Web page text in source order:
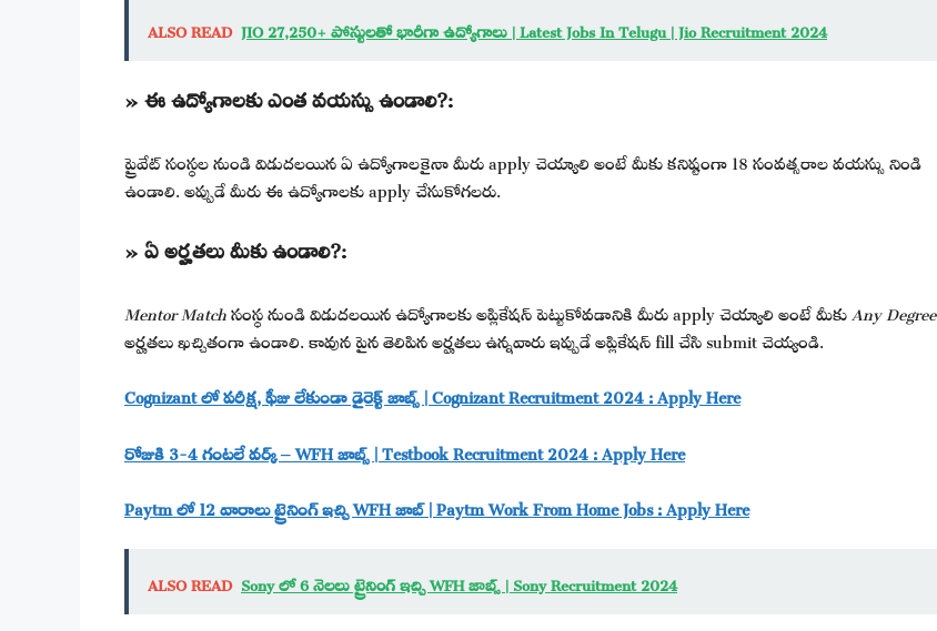
ALSO READ JIO 27,250+ పోస్టులతో భారీగా ఉద్యోగాలు | Latest Jobs In Telugu | Jio Recruitment 2024
» ఈ ఉద్యోగాలకు ఎంత వయస్సు ఉండాలి?:
ప్రైవేట్ సంస్థల నుండి విడుదలయిన ఏ ఉద్యోగాలకైనా మీరు apply చెయ్యాలి అంటే మీకు కనిష్టంగా 18 సంవత్సరాల వయస్సు నిండి
ఉండాలి. అప్పుడే మీరు ఈ ఉద్యోగాలకు apply చేసుకోగలరు.
» ఏ అర్హతలు మీకు ఉండాలి?:
Mentor Matchసంస్థ నుండి విడుదలయిన ఉద్యోగాలకు అప్లికేషన్ పెట్టుకోవడానికి మీరు apply చెయ్యాలి అంటే మీకుAny Degree
అర్హతలు ఖచ్చితంగా ఉండాలి. కావున పైన తెలిపిన అర్హతలు ఉన్నవారు ఇప్పుడే అప్లికేషన్ fill చేసి submit చెయ్యండి.
Cognizant లో పరీక్ష, ఫీజు లేకుండా డైరెక్ట్ జాబ్స్ | Cognizant Recruitment 2024 : Apply Here
రోజుకి 3-4 గంటలే వర్క్ – WFH జాబ్స్ | Testbook Recruitment 2024 : Apply Here
Paytm లో 12 వారాలు ట్రైనింగ్ ఇచ్చి WFH జాబ్ | Paytm Work From Home Jobs : Apply Here
ALSO READ Sony లో 6 నెలలు ట్రైనింగ్ ఇచ్చి WFH జాబ్స్ | Sony Recruitment 2024